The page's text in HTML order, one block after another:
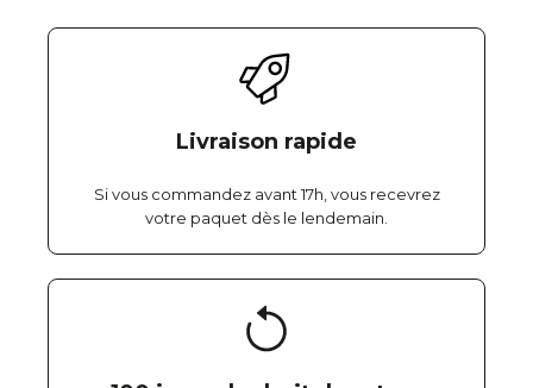
Livraison rapide
Si vous commandez avant 17h, vous recevrez
votre paquet dès le lendemain.